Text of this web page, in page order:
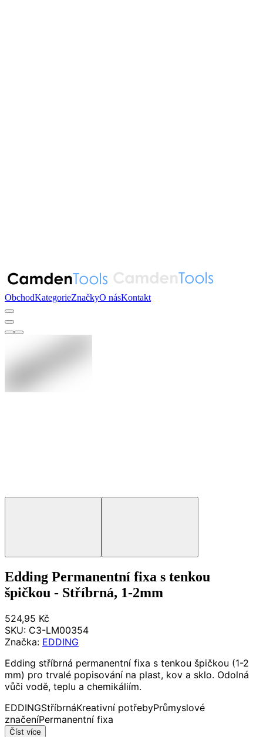
ObchodKategorieZnačkyO násKontakt
Edding Permanentní fixa s tenkou
špičkou - Stříbrná, 1-2mm
524,95 Kč
SKU: C3-LM00354
Značka: EDDING
Edding stříbrná permanentní fixa s tenkou špičkou (1-2
mm) pro trvalé popisování na plast, kov a sklo. Odolná
vůči vodě, teplu a chemikáliím.
EDDINGStříbrnáKreativní potřebyPrůmyslové
značeníPermanentní fixa
Číst více